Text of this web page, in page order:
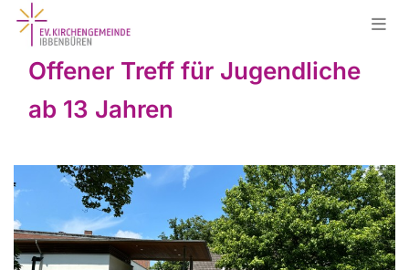
Offener Treff für Jugendliche
ab 13 Jahren